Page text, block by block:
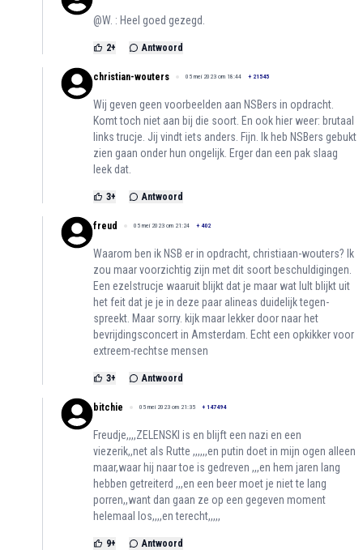
@W. : Heel goed gezegd.
2+ Antwoord
christian-wouters 05 mei 2023 om 18:44 + 21545
Wij geven geen voorbeelden aan NSBers in opdracht.
Komt toch niet aan bij die soort. En ook hier weer: brutaal
links trucje. Jij vindt iets anders. Fijn. Ik heb NSBers gebukt
zien gaan onder hun ongelijk. Erger dan een pak slaag
leek dat.
3+ Antwoord
freud 05 mei 2023 om 21:24 + 402
Waarom ben ik NSB er in opdracht, christiaan-wouters? Ik
zou maar voorzichtig zijn met dit soort beschuldigingen.
Een ezelstrucje waaruit blijkt dat je maar wat lult blijkt uit
het feit dat je je in deze paar alineas duidelijk tegen-
spreekt. Maar sorry. kijk maar lekker door naar het
bevrijdingsconcert in Amsterdam. Echt een opkikker voor
extreem-rechtse mensen
3+ Antwoord
bitchie 05 mei 2023 om 21:35 + 147494
Freudje,,,,ZELENSKI is en blijft een nazi en een
viezerik,,net als Rutte ,,,,,,en putin doet in mijn ogen alleen
maar,waar hij naar toe is gedreven ,,,en hem jaren lang
hebben getreiterd ,,,en een beer moet je niet te lang
porren,,want dan gaan ze op een gegeven moment
helemaal los,,,,en terecht,,,,,
9+ Antwoord